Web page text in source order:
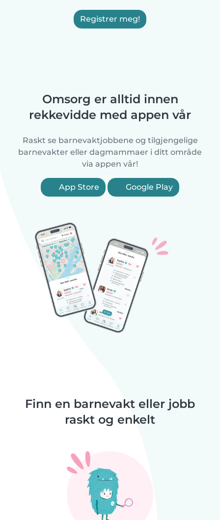
Registrer meg!
Omsorg er alltid innen
rekkevidde med appen vår
Raskt se barnevaktjobbene og tilgjengelige
barnevakter eller dagmammaer i ditt område
via appen vår!
App Store Google Play
Finn en barnevakt eller jobb
raskt og enkelt